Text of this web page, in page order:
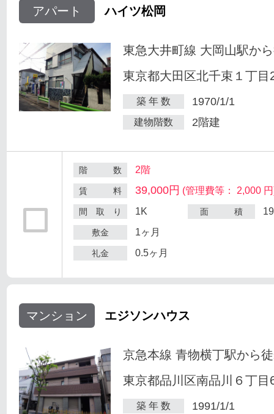
アパート ハイツ松岡
東急大井町線 大岡山駅か
東京都大田区北千束１丁目
築 年 数 1970/1/1
建物階数 2階建
階 数 2階
賃 料 39,000円 (管理費等： 2,000
間 取 り 1K 面 積
敷金 1ヶ月
礼金 0.5ヶ月
マンション エジソンハウス
京急本線 青物横丁駅から
東京都品川区南品川６丁目
築 年 数 1991/1/1